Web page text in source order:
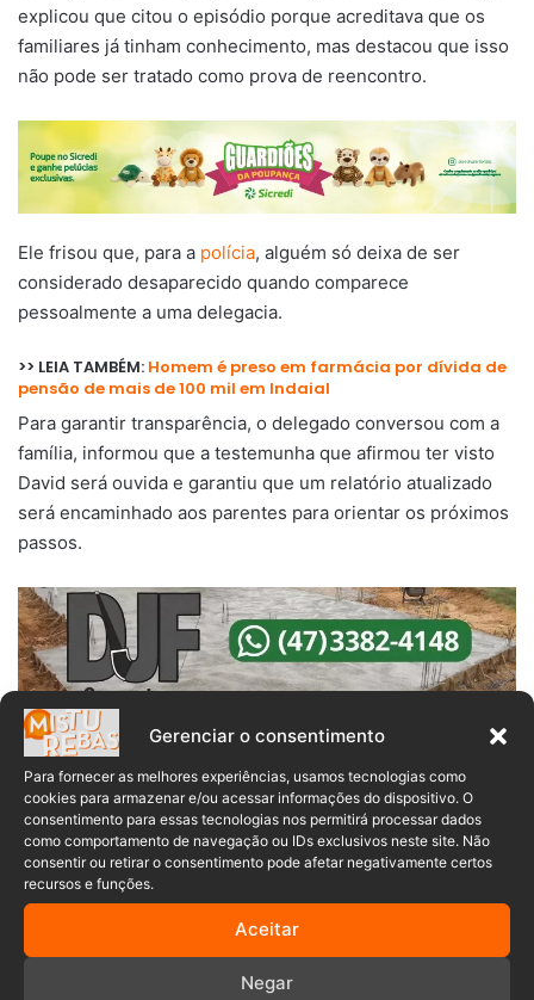
Gerenciar o consentimento
Para fornecer as melhores experiências, usamos tecnologias como
cookies para armazenar e/ou acessar informações do dispositivo. O
consentimento para essas tecnologias nos permitirá processar dados
como comportamento de navegação ou IDs exclusivos neste site. Não
consentir ou retirar o consentimento pode afetar negativamente certos
recursos e funções.
Aceitar
Negar
explicou que citou o episódio porque acreditava que os
familiares já tinham conhecimento, mas destacou que isso
não pode ser tratado como prova de reencontro.
Ele frisou que, para a polícia, alguém só deixa de ser
considerado desaparecido quando comparece
pessoalmente a uma delegacia.
>> LEIA TAMBÉM: Homem é preso em farmácia por dívida de
pensão de mais de 100 mil em Indaial
Para garantir transparência, o delegado conversou com a
família, informou que a testemunha que afirmou ter visto
David será ouvida e garantiu que um relatório atualizado
será encaminhado aos parentes para orientar os próximos
passos.
David Steil Desaparecimento
florianópolis indaial Polícia Civil